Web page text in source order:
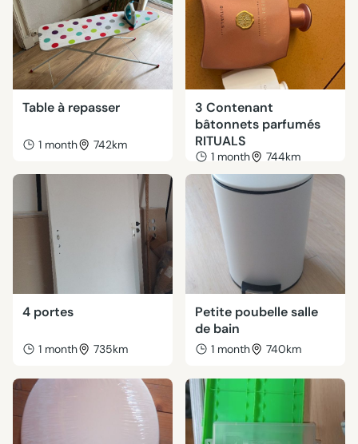
Table à repasser
1 month 742km
3 Contenant
bâtonnets parfumés
RITUALS
1 month 744km
4 portes
1 month 735km
Petite poubelle salle
de bain
1 month 740km